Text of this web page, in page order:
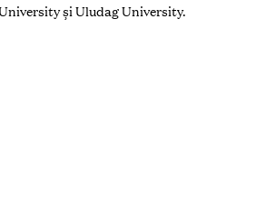
și Uludag University.